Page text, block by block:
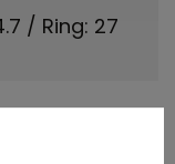
/ Ring: 27